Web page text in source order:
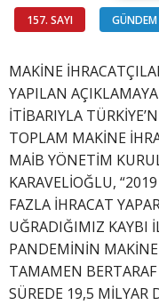
157. SAYI GÜNDEM
MAKİNE
YAPILAN
İTİBARIYLA
TOPLAM MAKİNE
MAİB YÖNETİM
KARAVELİOĞLU,
FAZLA İHRACAT
UĞRADIĞIMIZ KAYBI
PANDEMİNİN
TAMAMEN
SÜREDE 19,5 MİLYAR